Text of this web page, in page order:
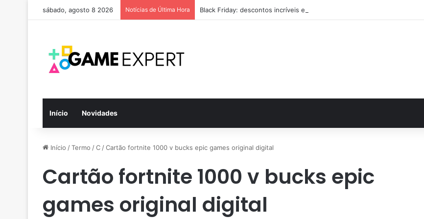
sábado, agosto 8 2026 Notícias de Última Hora Black Friday: descontos incríveis em eletrônicos
Início Novidades
Início /Termo /C /Cartão fortnite 1000 v bucks epic games original digital
Cartão fortnite 1000 v bucks epic
games original digital